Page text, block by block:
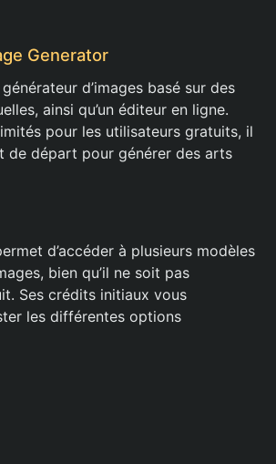
Generator
d’images basé sur des
ainsi qu’un éditeur en ligne.
pour les utilisateurs gratuits, il
de départ pour générer des arts
d’accéder à plusieurs modèles
bien qu’il ne soit pas
Ses crédits initiaux vous
les différentes options